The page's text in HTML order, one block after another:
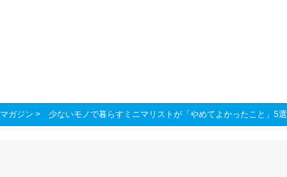
マガジン > 少ないモノで暮らすミニマリストが「やめてよかったこと」5選